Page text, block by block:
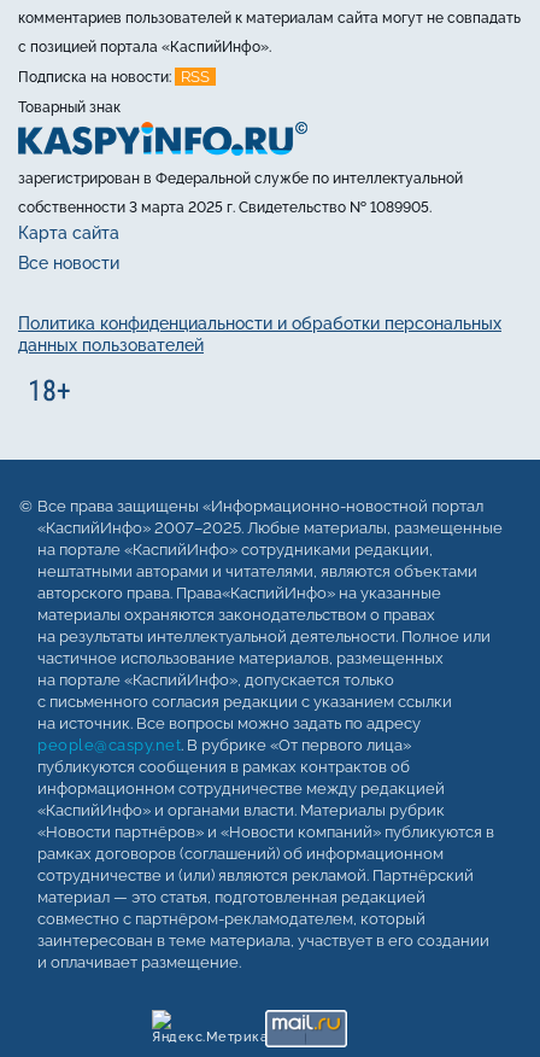
комментариев пользователей к материалам сайта могут не совпадать
с позицией портала «КаспийИнфо».
Подписка на новости:
RSS
Товарный знак
зарегистрирован в Федеральной службе по интеллектуальной
собственности 3 марта 2025 г. Свидетельство № 1089905.
Карта сайта
Все новости
Политика конфиденциальности и обработки персональных
данных пользователей
Все права защищены «Информационно-новостной портал
«КаспийИнфо» 2007–2025. Любые материалы, размещенные
на портале «КаспийИнфо» сотрудниками редакции,
нештатными авторами и читателями, являются объектами
авторского права. Права«КаспийИнфо» на указанные
материалы охраняются законодательством о правах
на результаты интеллектуальной деятельности. Полное или
частичное использование материалов, размещенных
на портале «КаспийИнфо», допускается только
с письменного согласия редакции с указанием ссылки
на источник. Все вопросы можно задать по адресу
people@caspy.net. В рубрике «От первого лица»
публикуются сообщения в рамках контрактов об
информационном сотрудничестве между редакцией
«КаспийИнфо» и органами власти. Материалы рубрик
«Новости партнёров» и «Новости компаний» публикуются в
рамках договоров (соглашений) об информационном
сотрудничестве и (или) являются рекламой. Партнёрский
материал — это статья, подготовленная редакцией
совместно с партнёром-рекламодателем, который
заинтересован в теме материала, участвует в его создании
и оплачивает размещение.